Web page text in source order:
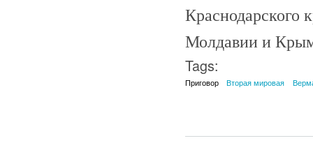
Краснодарского
Молдавии и
Tags:
Приговор Вторая мировая